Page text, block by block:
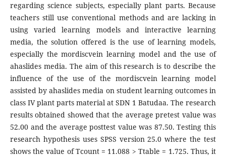
regarding science subjects, especially plant parts. Because
teachers still use conventional methods and are lacking in
using varied learning models and interactive learning
media, the solution offered is the use of learning models,
especially the mordiscvein learning model and the use of
ahaslides media. The aim of this research is to describe the
influence of the use of the mordiscvein learning model
assisted by ahaslides media on student learning outcomes in
class IV plant parts material at SDN 1 Batudaa. The research
results obtained showed that the average pretest value was
52.00 and the average posttest value was 87.50. Testing this
research hypothesis uses SPSS version 25.0 where the test
shows the value of Tcount = 11.088 > Ttable = 1.725. Thus, it